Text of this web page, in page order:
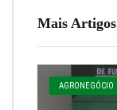
Mais Artigos
AGRONEGÓCIO